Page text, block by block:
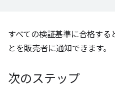
すべての検証基準に合格する
とを販売者に通知できます。
次のステップ